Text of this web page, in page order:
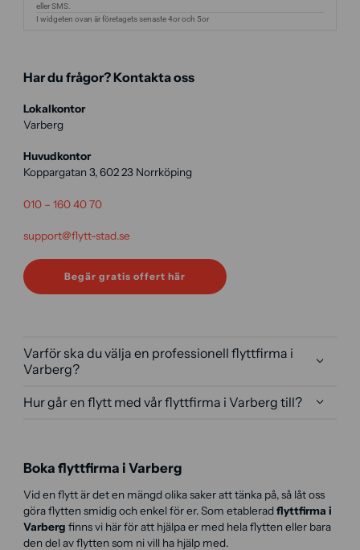
Har du frågor? Kontakta oss
Lokalkontor
Varberg
Huvudkontor
Koppargatan 3, 602 23 Norrköping
010 – 160 40 70
support@flytt-stad.se
Begär gratis offert här
Varför ska du välja en professionell flyttfirma i
Varberg?
Hur går en flytt med vår flyttfirma i Varberg till?
Boka flyttfirma i Varberg
Vid en flytt är det en mängd olika saker att tänka på, så låt oss
göra flytten smidig och enkel för er. Som etablerad flyttfirma i
Varberg finns vi här för att hjälpa er med hela flytten eller bara
den del av flytten som ni vill ha hjälp med.